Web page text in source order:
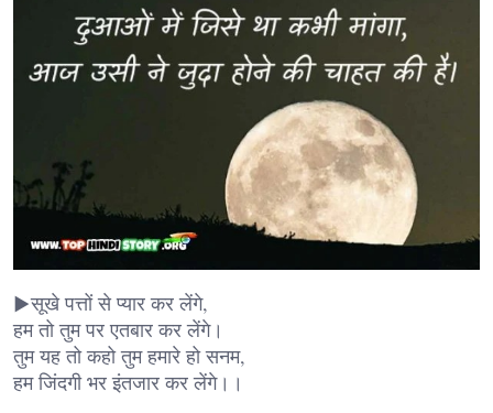
▶सूखे पत्तों से प्यार कर लेंगे,
हम तो तुम पर एतबार कर लेंगे।
तुम यह तो कहो तुम हमारे हो सनम,
हम जिंदगी भर इंतजार कर लेंगे।।